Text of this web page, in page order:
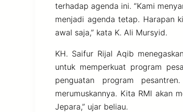
terhadap agenda ini. “Kami
menjadi agenda tetap. Harapan
awal saja,” kata K. Ali Mursyid.
KH. Saifur Rijal Aqib
untuk memperkuat program
penguatan program
merumuskannya. Kita RMI akan
Jepara,” ujar beliau.